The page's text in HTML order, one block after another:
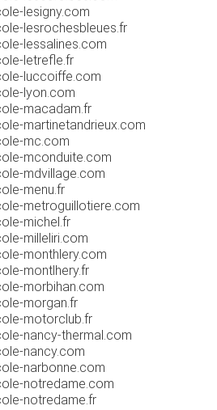
lesigny.com
lesrochesbleues.fr
lessalines.com
letrefle.fr
luccoiffe.com
lyon.com
macadam.fr
martinetandrieux.com
mc.com
mconduite.com
mdvillage.com
menu.fr
metroguillotiere.com
michel.fr
milleliri.com
monthlery.com
montlhery.fr
morbihan.com
morgan.fr
motorclub.fr
nancy-thermal.com
nancy.com
narbonne.com
notredame.com
notredame.fr